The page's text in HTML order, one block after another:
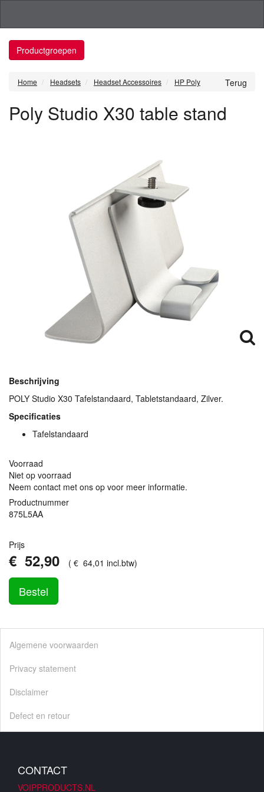
Productgroepen
Terug
Home Headsets Headset Accessoires HP Poly
Poly Studio X30 table stand
Beschrijving
POLY Studio X30 Tafelstandaard, Tabletstandaard, Zilver.
Specificaties
Tafelstandaard
Voorraad
Niet op voorraad
Neem contact met ons op voor meer informatie.
Productnummer
875L5AA
Prijs
€ 52,90 ( € 64,01 incl.btw)
Bestel
Algemene voorwaarden
Privacy statement
Disclaimer
Defect en retour
CONTACT
VOIPPRODUCTS.NL